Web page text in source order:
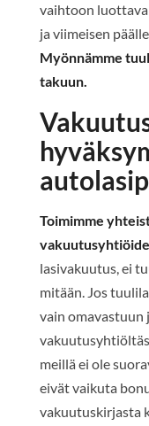
vaihtoon
ja viimeisen
Myönnämme
takuun.
Toimimme
lasivakuutus, ei
mitään. Jos
vain omavastuun
meillä ei ole
eivät vaikuta
vakuutuskirjasta